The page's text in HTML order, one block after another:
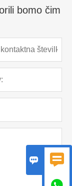
bomo čim
 